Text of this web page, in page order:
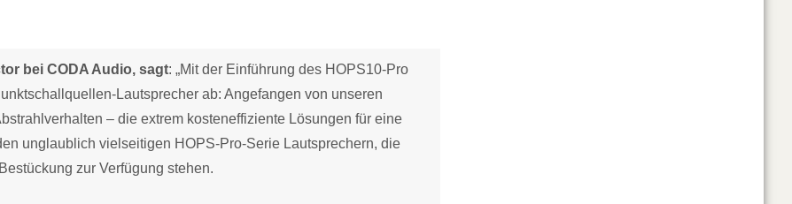
bei CODA Audio, sagt: „Mit der Einführung des HOPS10-Pro
Lautsprecher ab: Angefangen von unseren
– die extrem kosteneffiziente Lösungen für eine
unglaublich vielseitigen HOPS-Pro-Serie Lautsprechern, die
zur Verfügung stehen.